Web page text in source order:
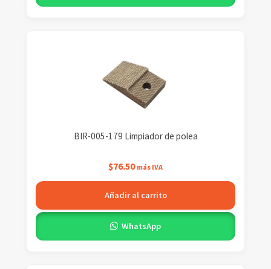
BIR-005-179 Limpiador de polea
$76.50 más IVA
Añadir al carrito
WhatsApp